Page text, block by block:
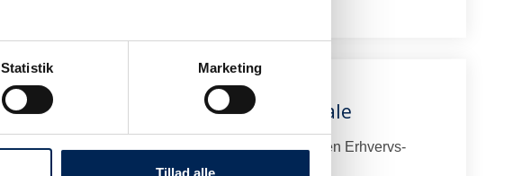
Statistik Marketing
Tillad alle
Erhvervs-aftale | Storkunde-aftale
Find svar på dine spørgsmål til jer med med en Erhvervs-
Aftale og Storkunde-Aftale her.​